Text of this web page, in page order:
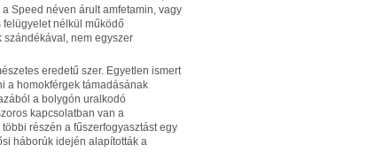
Speed néven árult amfetamin, vagy
nélkül működő
nem egyszer
eredetű szer. Egyetlen ismert
a homokférgek támadásának
a bolygón uralkodó
kapcsolatban van a
részén a fűszerfogyasztást egy
háborúk idején alapították a